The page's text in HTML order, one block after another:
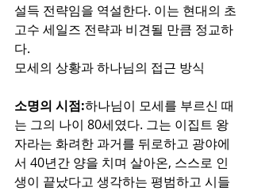
설득 전략임을 역설한다. 이는 현대의 초
고수 세일즈 전략과 비견될 만큼 정교하
다.
모세의 상황과 하나님의 접근 방식
소명의 시점:하나님이 모세를 부르신 때
는 그의 나이 80세였다. 그는 이집트 왕
자라는 화려한 과거를 뒤로하고 광야에
서 40년간 양을 치며 살아온, 스스로 인
생이 끝났다고 생각하는 평범하고 시들